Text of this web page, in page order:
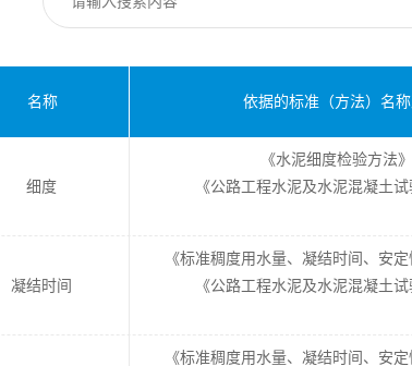
名称 依据的标准（方法）名称
细度
《水泥细度检验方法
《公路工程水泥及水泥混凝土
凝结时间
《标准稠度用水量、凝结时间、安
《公路工程水泥及水泥混凝土
《标准稠度用水量、凝结时间、安